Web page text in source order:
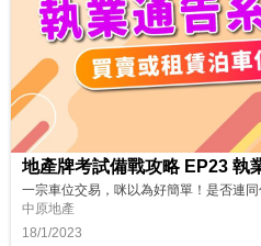
地產牌考試備戰攻略 EP23 執
中原地產
18/1/2023